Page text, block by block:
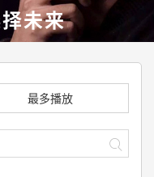
未来
最多播放